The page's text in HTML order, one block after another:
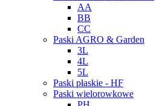
AA
BB
CC
Paski AGRO & Garden
3L
4L
5L
Paski płaskie - HF
Paski wielorowkowe